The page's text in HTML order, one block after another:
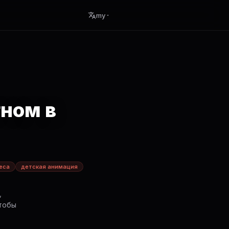
my
в
детская анимация